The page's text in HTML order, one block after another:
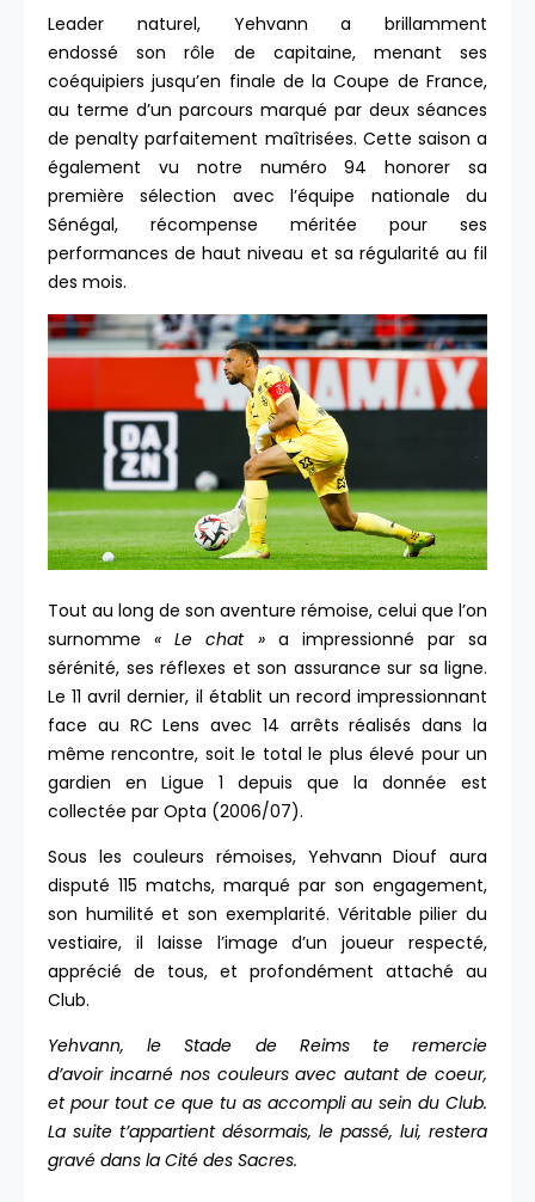
Leader naturel, Yehvann a brillamment
endossé son rôle de capitaine, menant ses
coéquipiers jusqu’en finale de la Coupe de France,
au terme d’un parcours marqué par deux séances
de penalty parfaitement maîtrisées. Cette saison a
également vu notre numéro 94 honorer sa
première sélection avec l’équipe nationale du
Sénégal, récompense méritée pour ses
performances de haut niveau et sa régularité au fil
des mois.
Tout au long de son aventure rémoise, celui que l’on
surnomme« Le chat » a impressionné par sa
sérénité, ses réflexes et son assurance sur sa ligne.
Le 11 avril dernier, il établit un record impressionnant
face au RC Lens avec 14 arrêts réalisés dans la
même rencontre, soit le total le plus élevé pour un
gardien en Ligue 1 depuis que la donnée est
collectée par Opta (2006/07).
Sous les couleurs rémoises, Yehvann Diouf aura
disputé 115 matchs, marqué par son engagement,
son humilité et son exemplarité. Véritable pilier du
vestiaire, il laisse l’image d’un joueur respecté,
apprécié de tous, et profondément attaché au
Club.
Yehvann, le Stade de Reims te remercie
d’avoir incarné nos couleurs avec autant de coeur,
et pour tout ce que tu as accompli au sein du Club.
La suite t’appartient désormais, le passé, lui, restera
gravé dans la Cité des Sacres.